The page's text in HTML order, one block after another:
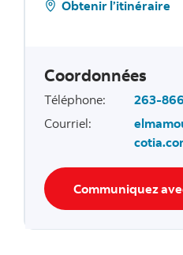
Obtenir l’itinéraire
Coordonnées
Téléphone:
263-
Courriel:
Communiquez